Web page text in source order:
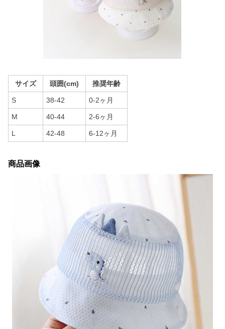
サイズ 頭囲(cm) 推奨年齢
S 38-42 0-2ヶ月
M 40-44 2-6ヶ月
L 42-48 6-12ヶ月
商品画像